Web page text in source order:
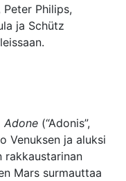
Philips,
ja Schütz
Adone (“Adonis”,
Venuksen ja aluksi
rakkaustarinan
Mars surmauttaa